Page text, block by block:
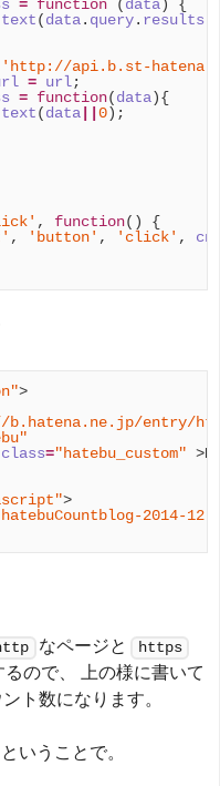
= function ( data)
{
text(data. query. results
'http://api.b.st-
= url;
= function(data){
text(data ||0);
, function()
{
, 'button' , 'click' ,
>
entry/
class="hatebu_custom" >
>
2014-
なページと https
ので、 上の様に書いて
ト数になります。
いうことで。